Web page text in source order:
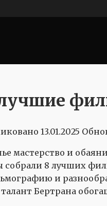
13.01.2025
мастерство и
8 лучших
и
Бертрана